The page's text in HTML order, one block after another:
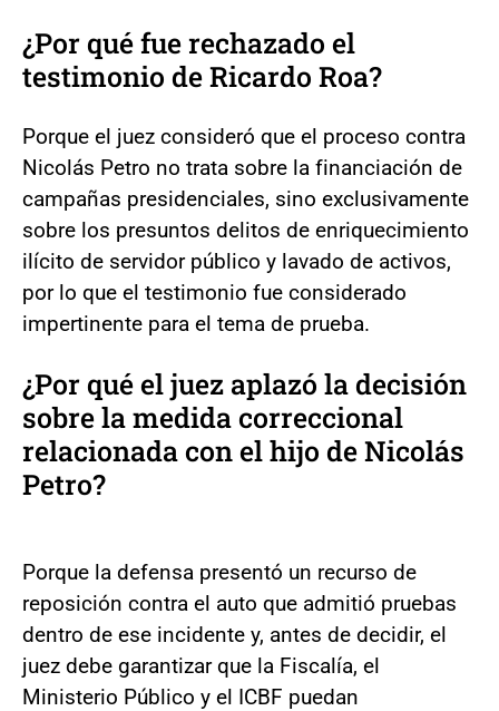
¿Por qué fue rechazado el
testimonio de Ricardo Roa?
Porque el juez consideró que el proceso contra
Nicolás Petro no trata sobre la financiación de
campañas presidenciales, sino exclusivamente
sobre los presuntos delitos de enriquecimiento
ilícito de servidor público y lavado de activos,
por lo que el testimonio fue considerado
impertinente para el tema de prueba.
¿Por qué el juez aplazó la decisión
sobre la medida correccional
relacionada con el hijo de Nicolás
Petro?
Porque la defensa presentó un recurso de
reposición contra el auto que admitió pruebas
dentro de ese incidente y, antes de decidir, el
juez debe garantizar que la Fiscalía, el
Ministerio Público y el ICBF puedan